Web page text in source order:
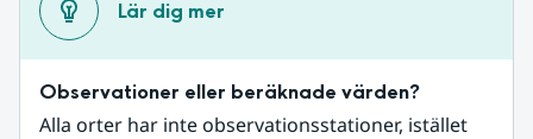
Lär dig mer
Observationer eller beräknade värden?
Alla orter har inte observationsstationer, istället